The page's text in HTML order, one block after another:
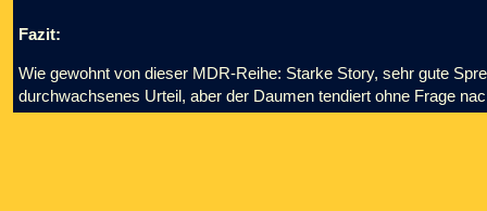
Fazit:
Wie gewohnt von dieser MDR-Reihe: Starke Story, sehr gute
durchwachsenes Urteil, aber der Daumen tendiert ohne Frage